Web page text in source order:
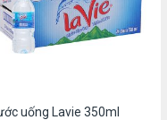
uống Lavie 350ml